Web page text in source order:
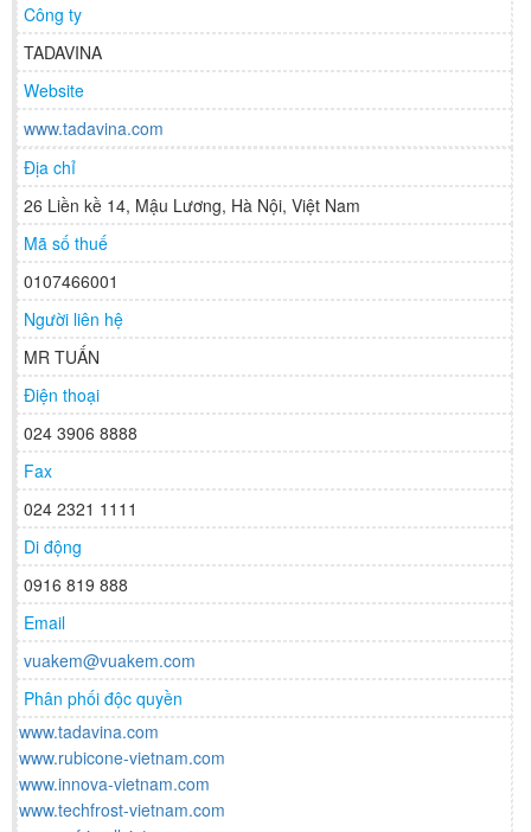
Công ty
TADAVINA
Website
www.tadavina.com
Địa chỉ
26 Liền kề 14, Mậu Lương, Hà Nội, Việt Nam
Mã số thuế
0107466001
Người liên hệ
MR TUẤN
Điện thoại
024 3906 8888
Fax
024 2321 1111
Di động
0916 819 888
Email
vuakem@vuakem.com
Phân phối độc quyền
www.tadavina.com
www.rubicone-vietnam.com
www.innova-vietnam.com
www.techfrost-vietnam.com